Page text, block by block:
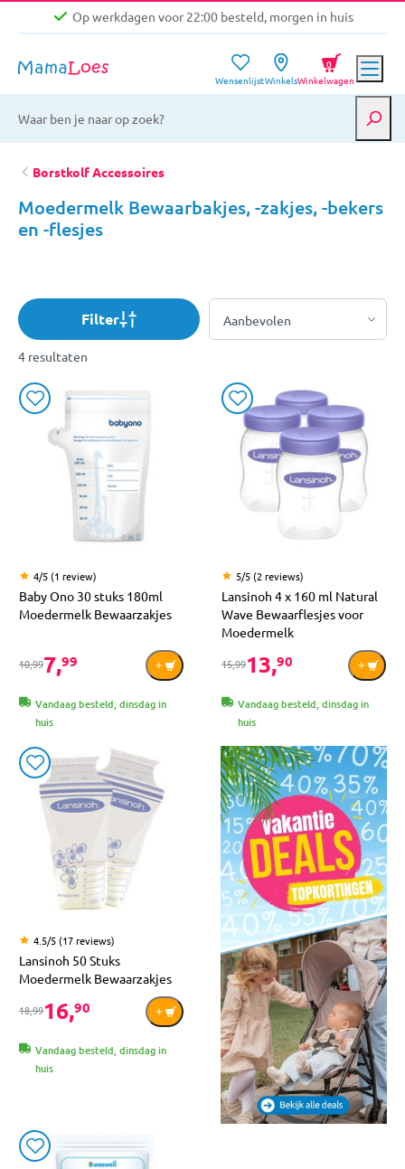
Op werkdagen voor 22:00 besteld, morgen in huis
Gratis verzending vanaf €39,-
Op werkdagen voor 22:00 besteld, morgen in huis
WensenlijstWinkelsWinkelwagen
0
Borstkolf Accessoires
Moedermelk Bewaarbakjes, -zakjes, -bekers
en -flesjes
Filter
4 resultaten
4/5 (1 review)
Baby Ono 30 stuks 180ml
Moedermelk Bewaarzakjes
10,997,99
Vandaag besteld, dinsdag in
huis
5/5 (2 reviews)
Lansinoh 4 x 160 ml Natural
Wave Bewaarflesjes voor
Moedermelk
15,9913,90
Vandaag besteld, dinsdag in
huis
4.5/5 (17 reviews)
Lansinoh 50 Stuks
Moedermelk Bewaarzakjes
18,9916,90
Vandaag besteld, dinsdag in
huis